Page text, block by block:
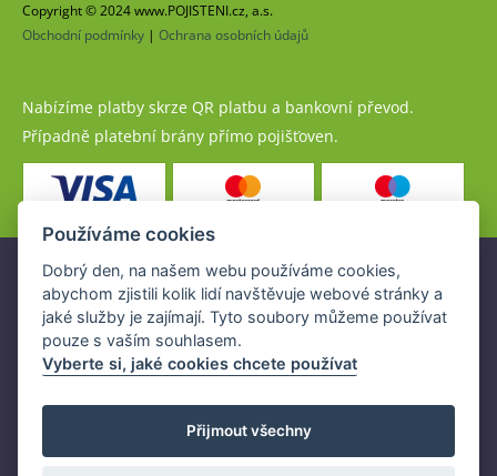
Copyright © 2024 www.POJISTENI.cz, a.s.
Obchodní podmínky | Ochrana osobních údajů
Nabízíme platby skrze QR platbu a bankovní převod.
Případně platební brány přímo pojišťoven.
Pojistné produkty jsou nabízeny společností
www.POJISTENI.cz, a.s. na základě platné licence České
národní banky (ČNB).
Licence ČNB umožňuje www.POJISTENI.cz, a.s. poskytovat
Používáme cookies
Dobrý den, na našem webu používáme cookies,
abychom zjistili kolik lidí navštěvuje webové stránky a
jaké služby je zajímají. Tyto soubory můžeme používat
pouze s vaším souhlasem.
Vyberte si, jaké cookies chcete používat
Přijmout všechny